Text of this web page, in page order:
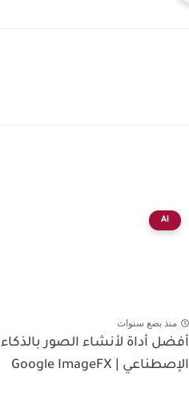
Ai
منذ بضع سنوات
أفضل أداة لأنشاء الصور بالذكاء
الإصطناعي | Google ImageFX